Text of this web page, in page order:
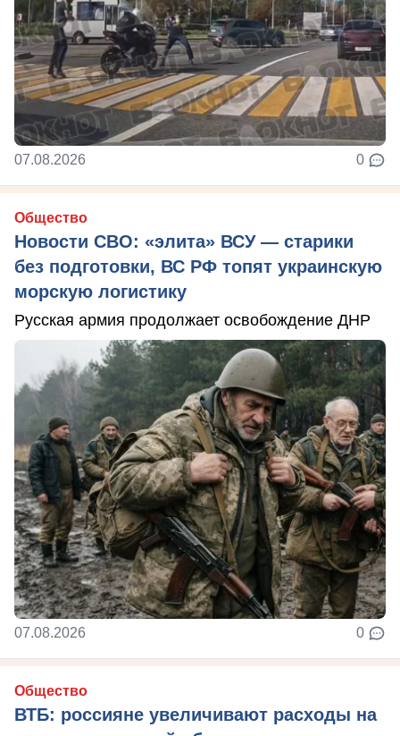
07.08.2026 0
Общество
Новости СВО: «элита» ВСУ — старики
без подготовки, ВС РФ топят украинскую
морскую логистику
Русская армия продолжает освобождение ДНР
07.08.2026 0
Общество
ВТБ: россияне увеличивают расходы на